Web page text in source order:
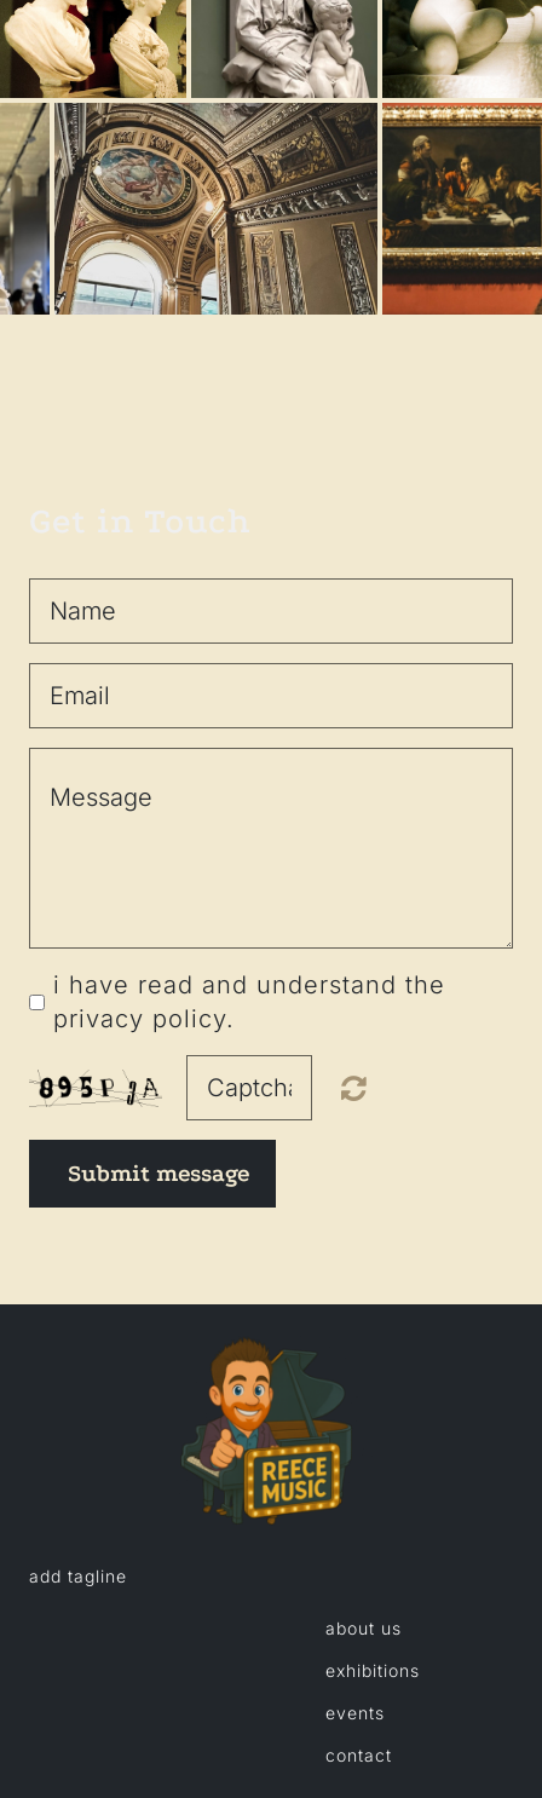
Get in Touch
i have read and understand the
privacy policy.
Submit message
add tagline
about us
exhibitions
events
contact